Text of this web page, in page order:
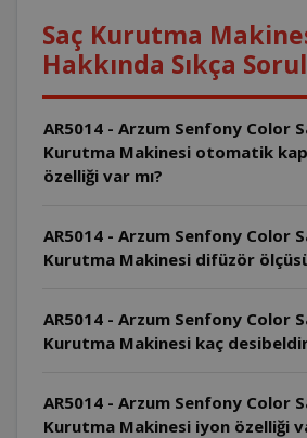
Saç Kurutma
Hakkında Sıkça
AR5014 - Arzum Senfony Color
Kurutma Makinesi otomatik
özelliği var mı?
AR5014 - Arzum Senfony Color
Kurutma Makinesi difüzör
AR5014 - Arzum Senfony Color
Kurutma Makinesi kaç
AR5014 - Arzum Senfony Color
Kurutma Makinesi iyon özelliği